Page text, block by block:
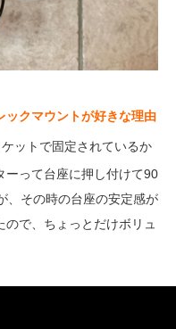
ックマウントが好きな理由
ットで固定されているか
ーって台座に押し付けて90
、その時の台座の安定感が
で、ちょっとだけボリュ